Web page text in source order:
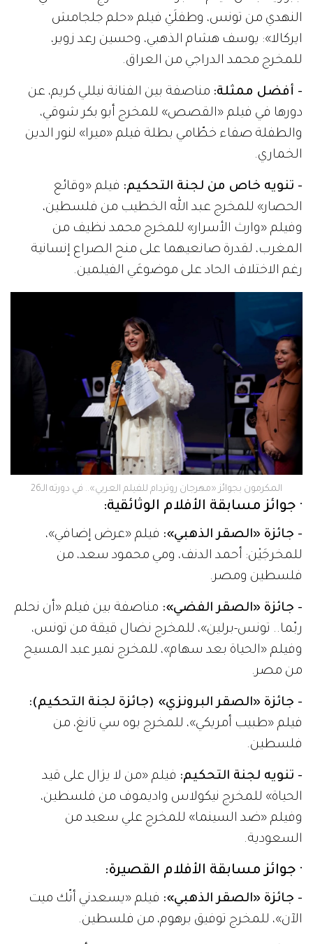
النهدي من تونس، وطفلَيْ فيلم «حلم جلجامش
ايركالا»: يوسف هشام الذهبي، وحسين رعد زوير،
للمخرج محمد الدراجي من العراق.
- أفضل ممثلة: مناصفة بين الفنانة نيللي كريم، عن
دورها في فيلم «القصص» للمخرج أبو بكر شوقي،
والطفلة صفاء خطّامي بطلة فيلم «ميرا» لنور الدين
الخماري.
- تنويه خاص من لجنة التحكيم: فيلم «وقائع
الحصار» للمخرج عبد الله الخطيب من فلسطين،
وفيلم «وارث الأسرار» للمخرج محمد نظيف من
المغرب، لقدرة صانعيهما على منح الصراع إنسانية
رغم الاختلاف الحاد على موضوعَي الفيلمين.
المكرمون بجوائز «مهرجان روتردام للفيلم العربي».. في دورته الـ26
· جوائز مسابقة الأفلام الوثائقية:
- جائزة «الصقر الذهبي»: فيلم «عرض إضافي»،
للمخرجَيْن: أحمد الدنف، ومي محمود سعد، من
فلسطين ومصر.
- جائزة «الصقر الفضي»: مناصفة بين فيلم «أن نحلم
ربّما.. تونس-برلين»، للمخرج نضال قيقة من تونس،
وفيلم «الحياة بعد سهام»، للمخرج نمير عبد المسيح
من مصر.
- جائزة «الصقر البرونزي» (جائزة لجنة التحكيم):
فيلم «طبيب أمريكي»، للمخرج بوه سي تانغ، من
فلسطين.
- تنويه لجنة التحكيم: فيلم «من لا يزال على قيد
الحياة» للمخرج نيكولاس واديموف من فلسطين،
وفيلم «ضد السينما» للمخرج علي سعيد من
السعودية.
· جوائز مسابقة الأفلام القصيرة:
- جائزة «الصقر الذهبي»: فيلم «يسعدني أنّك ميت
الآن»، للمخرج توفيق برهوم، من فلسطين.